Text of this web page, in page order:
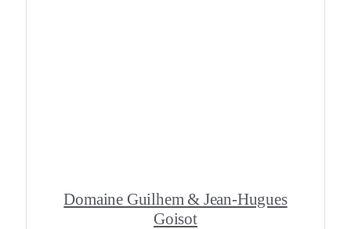
Domaine Guilhem & Jean-Hugues
Goisot